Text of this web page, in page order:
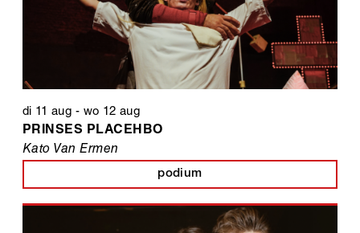
di 11 aug - wo 12 aug
PRINSES PLACEHBO
Kato Van Ermen
podium